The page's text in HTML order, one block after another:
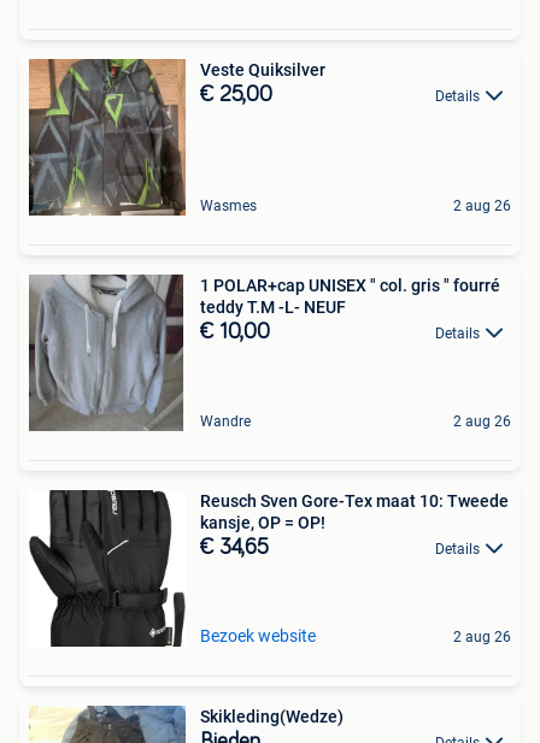
Veste Quiksilver
€ 25,00 Details
Wasmes 2 aug 26
1 POLAR+cap UNISEX " col. gris " fourré
teddy T.M -L- NEUF
€ 10,00 Details
Wandre 2 aug 26
Reusch Sven Gore-Tex maat 10: Tweede
kansje, OP = OP!
€ 34,65 Details
Bezoek website 2 aug 26
Skikleding(Wedze)